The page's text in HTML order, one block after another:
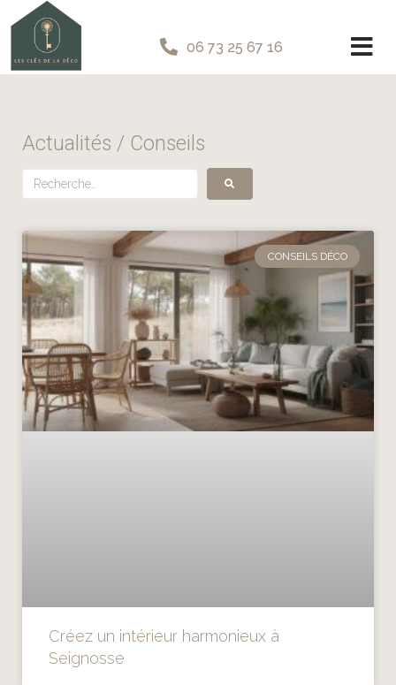
06 73 25 67 16
Actualités / Conseils
CONSEILS DÉCO
Créez un intérieur harmonieux à
Seignosse